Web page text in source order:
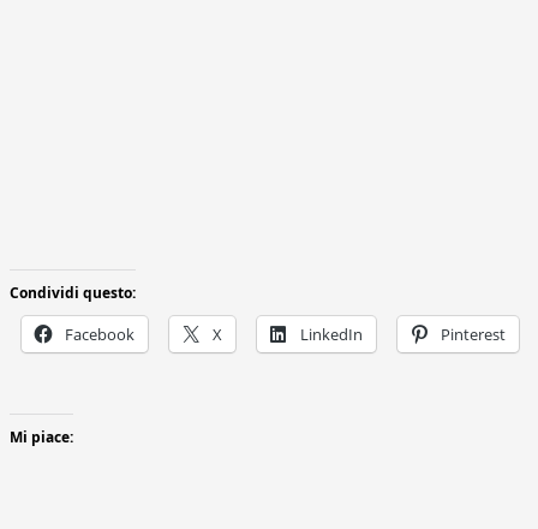
Condividi questo:
Facebook X LinkedIn Pinterest
Mi piace: